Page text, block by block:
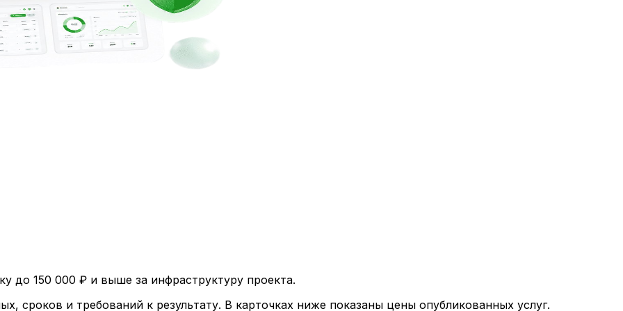
до 150 000 ₽ и выше за инфраструктуру проекта.
сроков и требований к результату. В карточках ниже показаны цены опубликованных услуг.